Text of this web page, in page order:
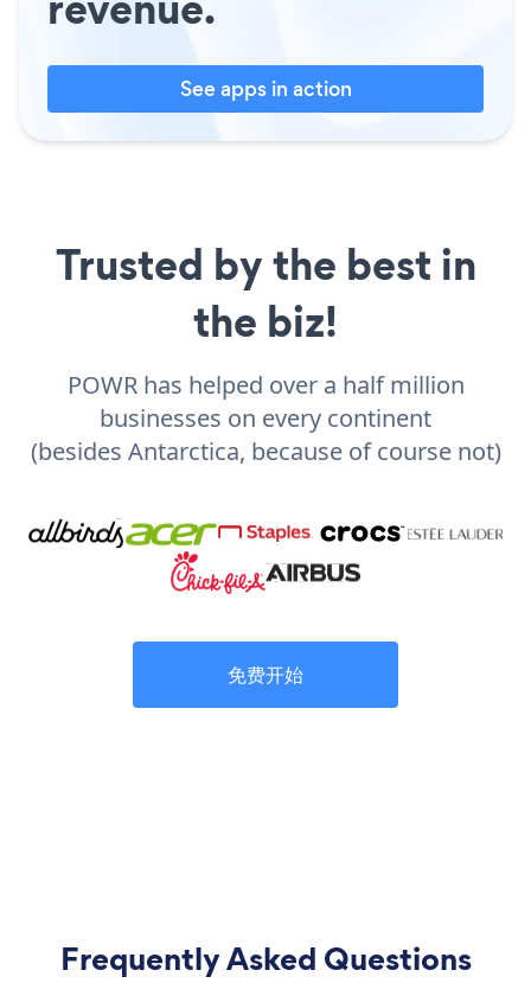
See apps in action
Trusted by the best in
the biz!
POWR has helped over a half million
businesses on every continent
(besides Antarctica, because of course not)
免费开始
Frequently Asked Questions